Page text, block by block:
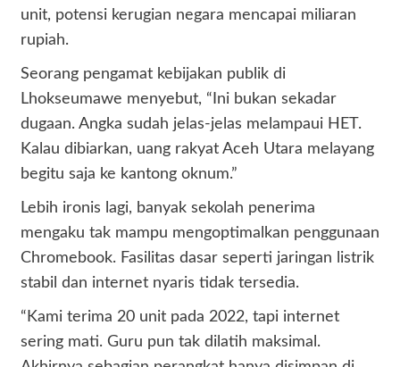
unit, potensi kerugian negara mencapai miliaran
rupiah.
Seorang pengamat kebijakan publik di
Lhokseumawe menyebut, “Ini bukan sekadar
dugaan. Angka sudah jelas-jelas melampaui HET.
Kalau dibiarkan, uang rakyat Aceh Utara melayang
begitu saja ke kantong oknum.”
Lebih ironis lagi, banyak sekolah penerima
mengaku tak mampu mengoptimalkan penggunaan
Chromebook. Fasilitas dasar seperti jaringan listrik
stabil dan internet nyaris tidak tersedia.
“Kami terima 20 unit pada 2022, tapi internet
sering mati. Guru pun tak dilatih maksimal.